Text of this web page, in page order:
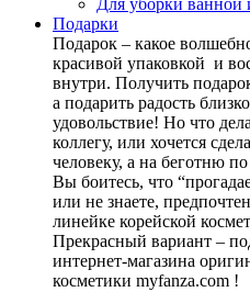
Для уборки ванной
Подарки
Подарок – какое
красивой упаковкой и
внутри. Получить
а подарить радость
удовольствие! Но что
коллегу, или хочется
человеку, а на беготню
Вы боитесь, что
или не знаете,
линейке корейской
Прекрасный вариант –
интернет-магазина
косметики myfanza.com !